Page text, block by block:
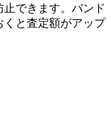
できます。バンド
くと査定額がアップ